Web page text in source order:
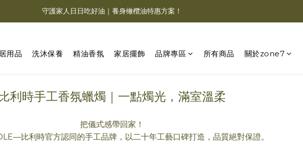
德肯 DEKOCANDLE｜香氛蠟燭系列限時 5 折
Charme d‘Orient 夏赫曼 | 福利品3.8折清倉！
用品 洗沐保養 精油香氛 家居擺飾 品牌專區 所有商品 關於zone7
利時手工香氛蠟燭｜一點燭光，滿室溫柔
把儀式感帶回家！
比利時官方認同的手工品牌，以二十年工藝口碑打造，品質絕對保證。